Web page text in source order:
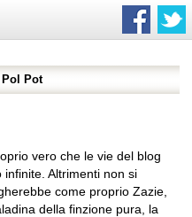
Pot
vero che le vie del blog
infinite. Altrimenti non si
come proprio Zazie,
della finzione pura, la